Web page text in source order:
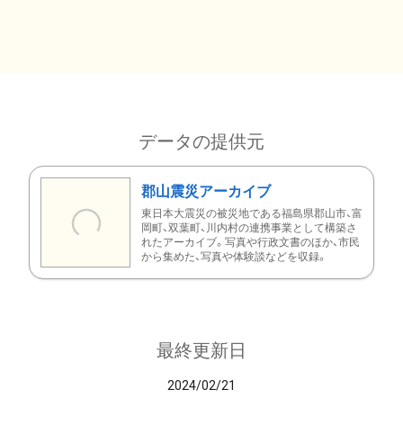
データの提供元
郡山震災アーカイブ
東日本大震災の被災地である福島県郡山市、富
岡町、双葉町、川内村の連携事業として構築さ
れたアーカイブ。写真や行政文書のほか、市民
から集めた、写真や体験談などを収録。
最終更新日
2024/02/21